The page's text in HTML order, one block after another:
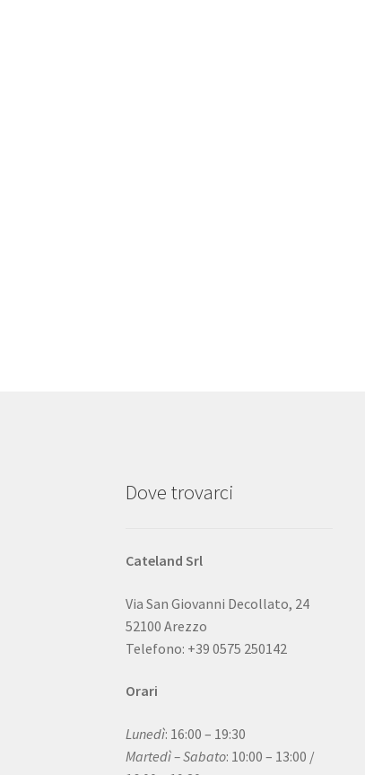
Dove trovarci
Cateland Srl
Via San Giovanni Decollato, 24
52100 Arezzo
Telefono: +39 0575 250142
Orari
Lunedì: 16:00 – 19:30
Martedì – Sabato: 10:00 – 13:00 /